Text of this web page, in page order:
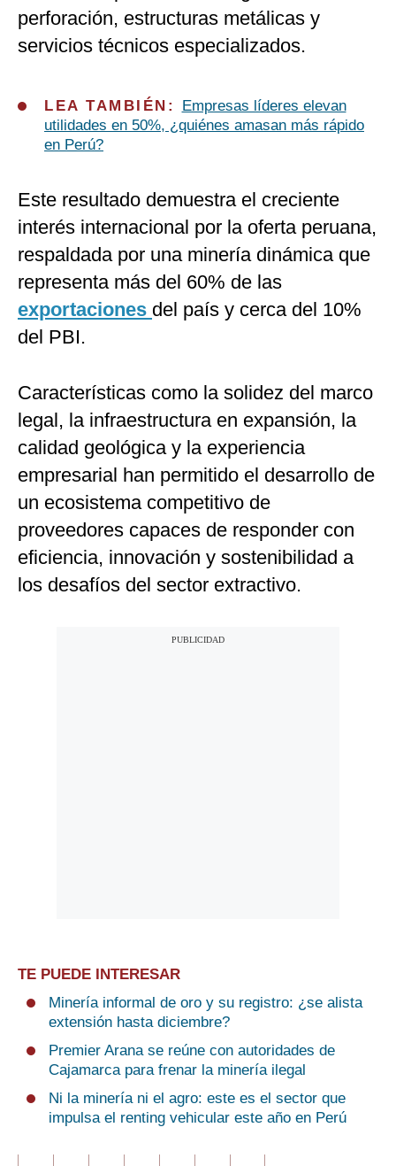
perforación, estructuras metálicas y
servicios técnicos especializados.
LEA TAMBIÉN:
Empresas líderes elevan
utilidades en 50%, ¿quiénes amasan más rápido
en Perú?
Este resultado demuestra el creciente
interés internacional por la oferta peruana,
respaldada por una minería dinámica que
representa más del 60% de las
exportaciones del país y cerca del 10%
del PBI.
Características como la solidez del marco
legal, la infraestructura en expansión, la
calidad geológica y la experiencia
empresarial han permitido el desarrollo de
un ecosistema competitivo de
proveedores capaces de responder con
eficiencia, innovación y sostenibilidad a
los desafíos del sector extractivo.
TE PUEDE INTERESAR
Minería informal de oro y su registro: ¿se alista
extensión hasta diciembre?
Premier Arana se reúne con autoridades de
Cajamarca para frenar la minería ilegal
Ni la minería ni el agro: este es el sector que
impulsa el renting vehicular este año en Perú